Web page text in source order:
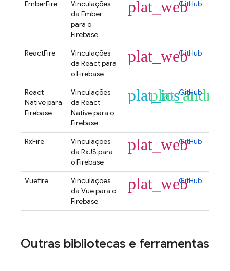
EmberFire
Vinculações
da Ember
para o
Firebase
plat_webGitHub
ReactFire
Vinculações
da React para
o Firebase
plat_webGitHub
React
Native para
Firebase
Vinculações
da React
Native para o
Firebase
plat_iosGitHub
RxFire
Vinculações
da RxJS para
o Firebase
plat_webGitHub
Vuefire
Vinculações
da Vue para o
Firebase
plat_webGitHub
Outras bibliotecas e ferramentas